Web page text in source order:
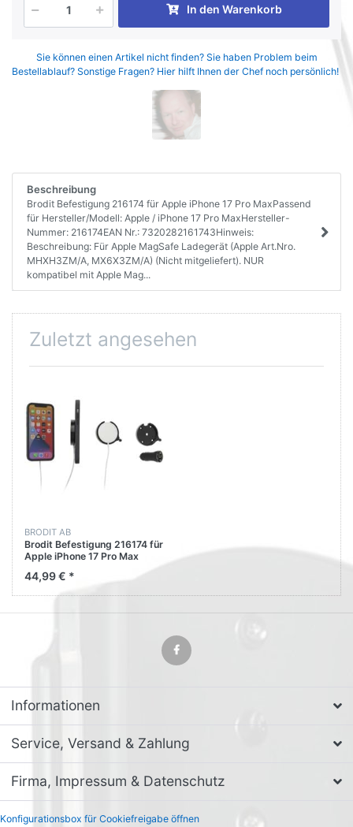
In den Warenkorb
Sie können einen Artikel nicht finden? Sie haben Problem beim
Bestellablauf? Sonstige Fragen? Hier hilft Ihnen der Chef noch persönlich!
Beschreibung
Brodit Befestigung 216174 für Apple iPhone 17 Pro MaxPassend
für Hersteller/Modell: Apple / iPhone 17 Pro MaxHersteller-
Nummer: 216174EAN Nr.: 7320282161743Hinweis:
Beschreibung: Für Apple MagSafe Ladegerät (Apple Art.Nro.
MHXH3ZM/A, MX6X3ZM/A) (Nicht mitgeliefert). NUR
kompatibel mit Apple Mag...
Zuletzt angesehen
BRODIT AB
Brodit Befestigung 216174 für
Apple iPhone 17 Pro Max
44,99 € *
Informationen
Service, Versand & Zahlung
Firma, Impressum & Datenschutz
Konfigurationsbox für Cookiefreigabe öffnen